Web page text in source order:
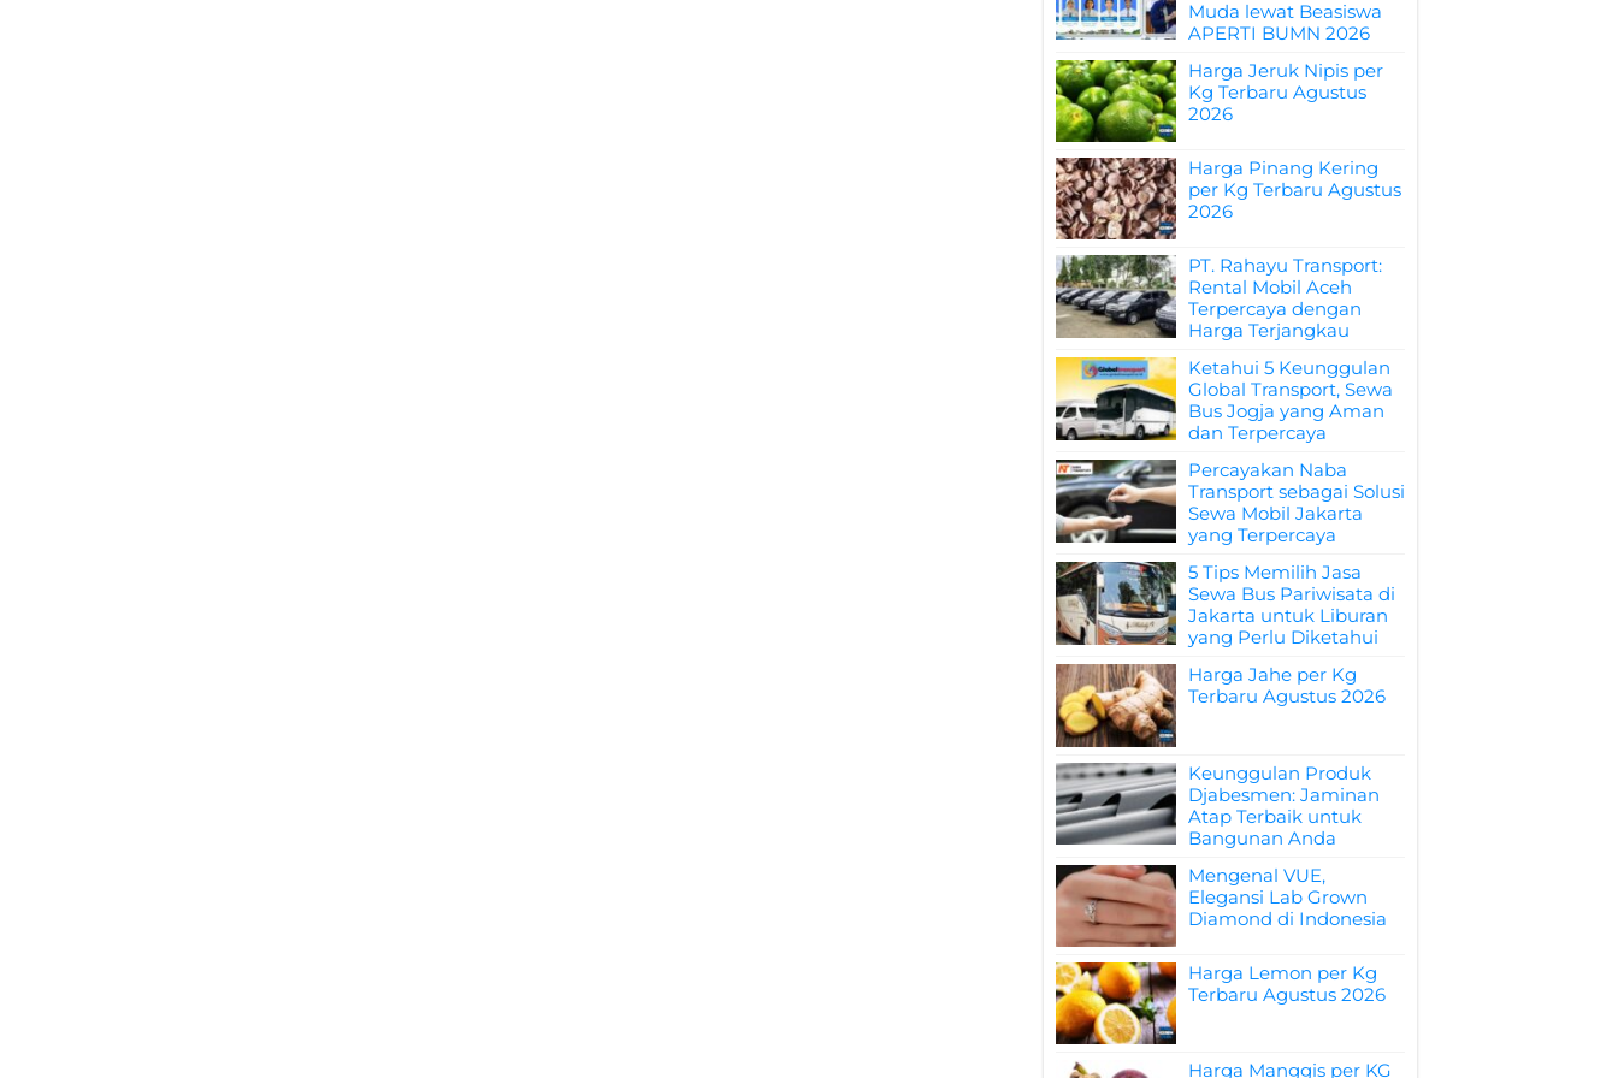
Muda lewat Beasiswa
APERTI BUMN 2026
Harga Jeruk Nipis per
Kg Terbaru Agustus
2026
Harga Pinang Kering
per Kg Terbaru Agustus
2026
PT. Rahayu Transport:
Rental Mobil Aceh
Terpercaya dengan
Harga Terjangkau
Ketahui 5 Keunggulan
Global Transport, Sewa
Bus Jogja yang Aman
dan Terpercaya
Percayakan Naba
Transport sebagai Solusi
Sewa Mobil Jakarta
yang Terpercaya
5 Tips Memilih Jasa
Sewa Bus Pariwisata di
Jakarta untuk Liburan
yang Perlu Diketahui
Harga Jahe per Kg
Terbaru Agustus 2026
Keunggulan Produk
Djabesmen: Jaminan
Atap Terbaik untuk
Bangunan Anda
Mengenal VUE,
Elegansi Lab Grown
Diamond di Indonesia
Harga Lemon per Kg
Terbaru Agustus 2026
Harga Manggis per KG